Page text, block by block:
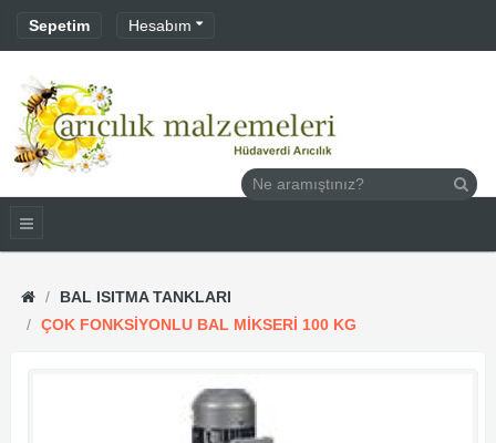
Sepetim Hesabım
BAL ISITMA TANKLARI
ÇOK FONKSIYONLU BAL MIKSERI 100 KG